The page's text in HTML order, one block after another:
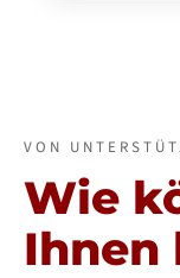
VON
Wie
Ihnen